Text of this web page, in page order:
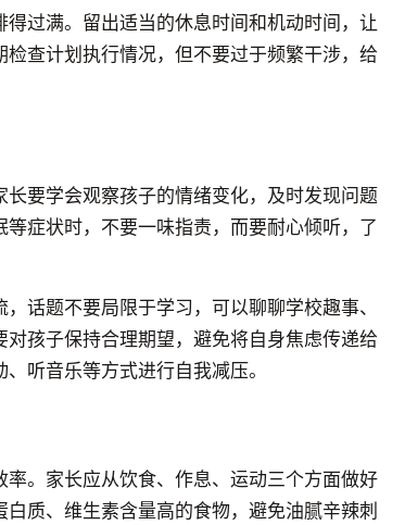
过满。留出适当的休息时间和机动时间，让
查计划执行情况，但不要过于频繁干涉，给
要学会观察孩子的情绪变化，及时发现问题
症状时，不要一味指责，而要耐心倾听，了
话题不要局限于学习，可以聊聊学校趣事、
孩子保持合理期望，避免将自身焦虑传递给
听音乐等方式进行自我减压。
。家长应从饮食、作息、运动三个方面做好
质、维生素含量高的食物，避免油腻辛辣刺